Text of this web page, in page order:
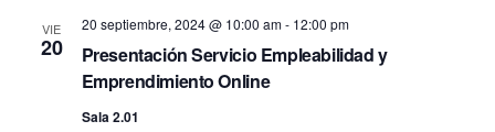
VIE
20
Presentación Servicio Empleabilidad y
Emprendimiento Online
20 septiembre, 2024 @ 10:00 am- 12:00 pm
Sala 2.01